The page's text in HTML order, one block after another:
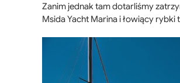
Zanim jednak tam dotarliśmy
Msida Yacht Marina i łowiący